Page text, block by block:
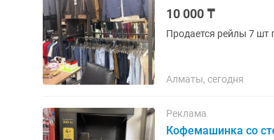
10 000 ₸
Продается рейлы 7 шт
Алматы, сегодня
Реклама
Кофемашинка со